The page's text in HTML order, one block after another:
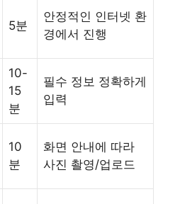
5분
안정적인 인터넷 환
경에서 진행
10-
15
분
필수 정보 정확하게
입력
10
분
화면 안내에 따라
사진 촬영/업로드